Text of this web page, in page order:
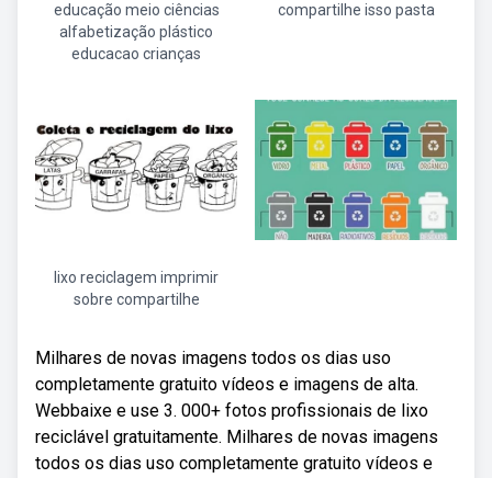
educação meio ciências
alfabetização plástico
educacao crianças
compartilhe isso pasta
lixo reciclagem imprimir
sobre compartilhe
Milhares de novas imagens todos os dias uso
completamente gratuito vídeos e imagens de alta.
Webbaixe e use 3. 000+ fotos profissionais de lixo
reciclável gratuitamente. Milhares de novas imagens
todos os dias uso completamente gratuito vídeos e